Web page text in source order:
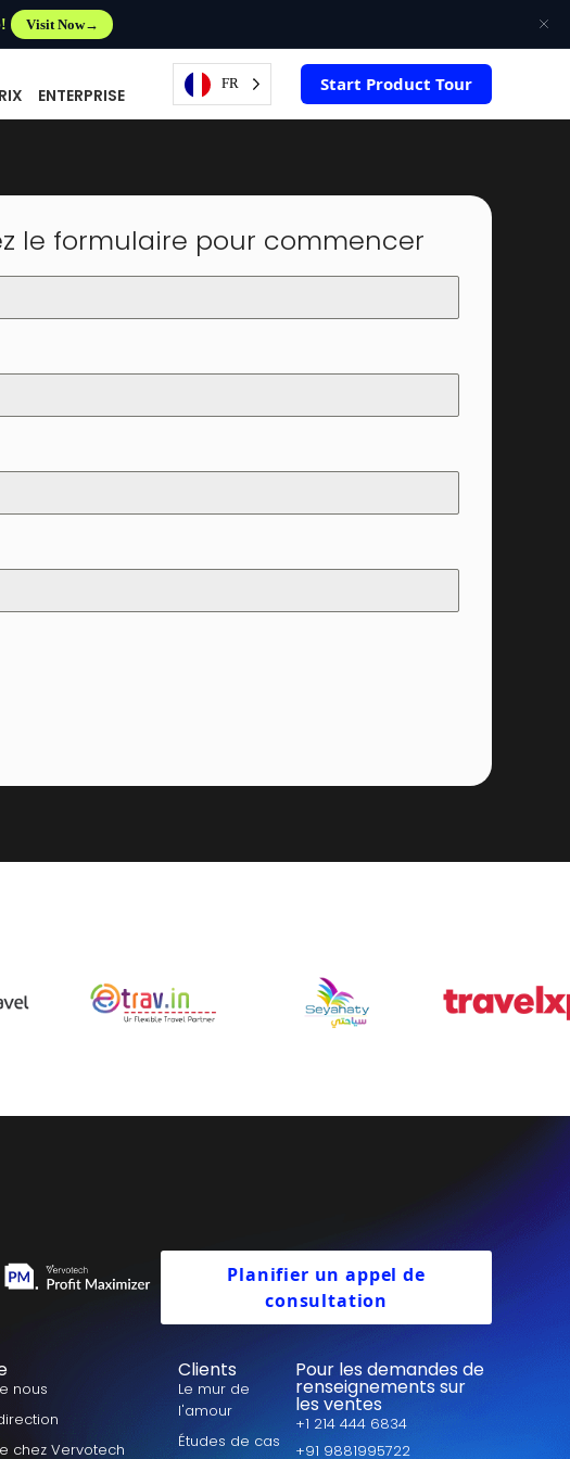
Visit Now
ENTERPRISE
FR Start Product Tour
le formulaire pour commencer
Planifier un appel de
consultation
nous
chez Vervotech
Clients
Le mur de
l'amour
Études de cas
Pour les demandes de
renseignements sur
les ventes
+1 214 444 6834
+91 9881995722